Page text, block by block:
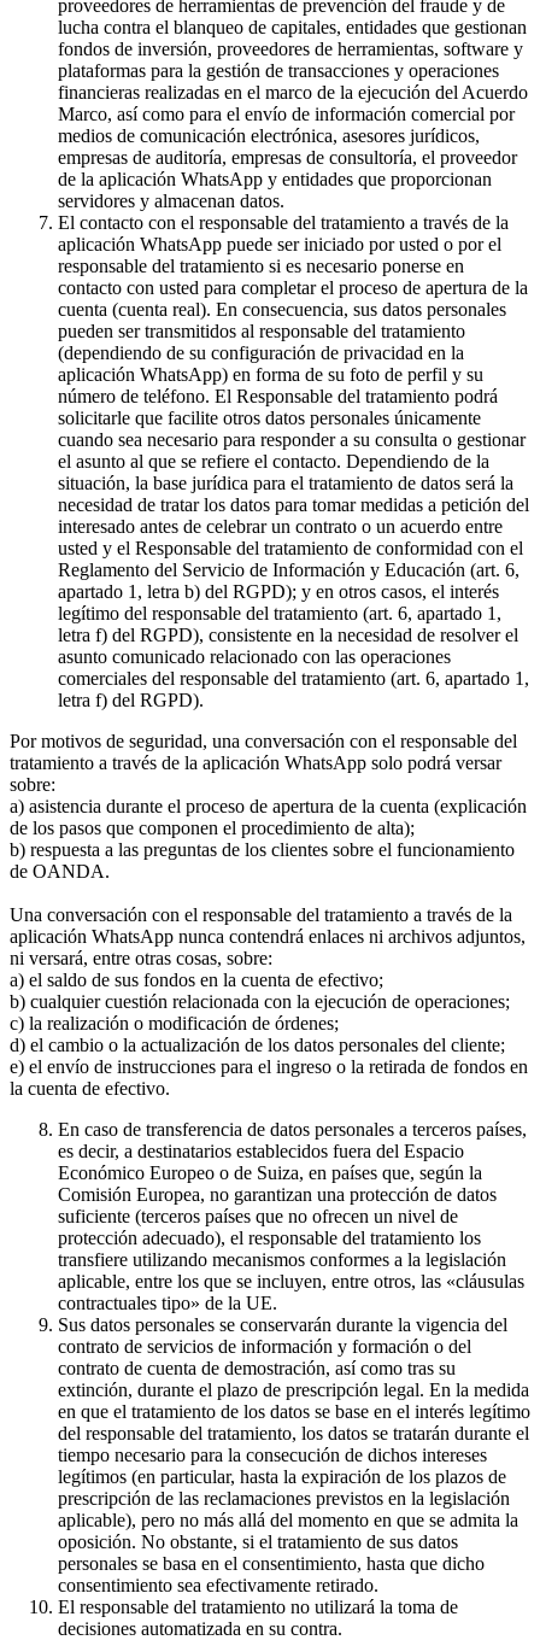
proveedores de herramientas de prevención del fraude y de
lucha contra el blanqueo de capitales, entidades que gestionan
fondos de inversión, proveedores de herramientas, software y
plataformas para la gestión de transacciones y operaciones
financieras realizadas en el marco de la ejecución del Acuerdo
Marco, así como para el envío de información comercial por
medios de comunicación electrónica, asesores jurídicos,
empresas de auditoría, empresas de consultoría, el proveedor
de la aplicación WhatsApp y entidades que proporcionan
servidores y almacenan datos.
El contacto con el responsable del tratamiento a través de la
aplicación WhatsApp puede ser iniciado por usted o por el
responsable del tratamiento si es necesario ponerse en
contacto con usted para completar el proceso de apertura de la
cuenta (cuenta real). En consecuencia, sus datos personales
pueden ser transmitidos al responsable del tratamiento
(dependiendo de su configuración de privacidad en la
aplicación WhatsApp) en forma de su foto de perfil y su
número de teléfono. El Responsable del tratamiento podrá
solicitarle que facilite otros datos personales únicamente
cuando sea necesario para responder a su consulta o gestionar
el asunto al que se refiere el contacto. Dependiendo de la
situación, la base jurídica para el tratamiento de datos será la
necesidad de tratar los datos para tomar medidas a petición del
interesado antes de celebrar un contrato o un acuerdo entre
usted y el Responsable del tratamiento de conformidad con el
Reglamento del Servicio de Información y Educación (art. 6,
apartado 1, letra b) del RGPD); y en otros casos, el interés
legítimo del responsable del tratamiento (art. 6, apartado 1,
letra f) del RGPD), consistente en la necesidad de resolver el
asunto comunicado relacionado con las operaciones
comerciales del responsable del tratamiento (art. 6, apartado 1,
letra f) del RGPD).
Por motivos de seguridad, una conversación con el responsable del
tratamiento a través de la aplicación WhatsApp solo podrá versar
sobre:
a) asistencia durante el proceso de apertura de la cuenta (explicación
de los pasos que componen el procedimiento de alta);
b) respuesta a las preguntas de los clientes sobre el funcionamiento
de OANDA.
Una conversación con el responsable del tratamiento a través de la
aplicación WhatsApp nunca contendrá enlaces ni archivos adjuntos,
ni versará, entre otras cosas, sobre:
a) el saldo de sus fondos en la cuenta de efectivo;
b) cualquier cuestión relacionada con la ejecución de operaciones;
c) la realización o modificación de órdenes;
d) el cambio o la actualización de los datos personales del cliente;
e) el envío de instrucciones para el ingreso o la retirada de fondos en
la cuenta de efectivo.
En caso de transferencia de datos personales a terceros países,
es decir, a destinatarios establecidos fuera del Espacio
Económico Europeo o de Suiza, en países que, según la
Comisión Europea, no garantizan una protección de datos
suficiente (terceros países que no ofrecen un nivel de
protección adecuado), el responsable del tratamiento los
transfiere utilizando mecanismos conformes a la legislación
aplicable, entre los que se incluyen, entre otros, las «cláusulas
contractuales tipo» de la UE.
Sus datos personales se conservarán durante la vigencia del
contrato de servicios de información y formación o del
contrato de cuenta de demostración, así como tras su
extinción, durante el plazo de prescripción legal. En la medida
en que el tratamiento de los datos se base en el interés legítimo
del responsable del tratamiento, los datos se tratarán durante el
tiempo necesario para la consecución de dichos intereses
legítimos (en particular, hasta la expiración de los plazos de
prescripción de las reclamaciones previstos en la legislación
aplicable), pero no más allá del momento en que se admita la
oposición. No obstante, si el tratamiento de sus datos
personales se basa en el consentimiento, hasta que dicho
consentimiento sea efectivamente retirado.
El responsable del tratamiento no utilizará la toma de
decisiones automatizada en su contra.